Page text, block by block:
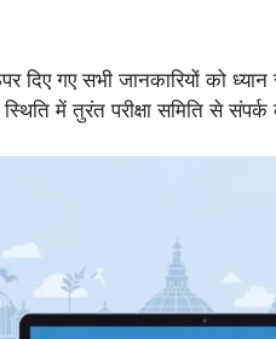
दिए गए सभी जानकारियों को
में तुरंत परीक्षा समिति से